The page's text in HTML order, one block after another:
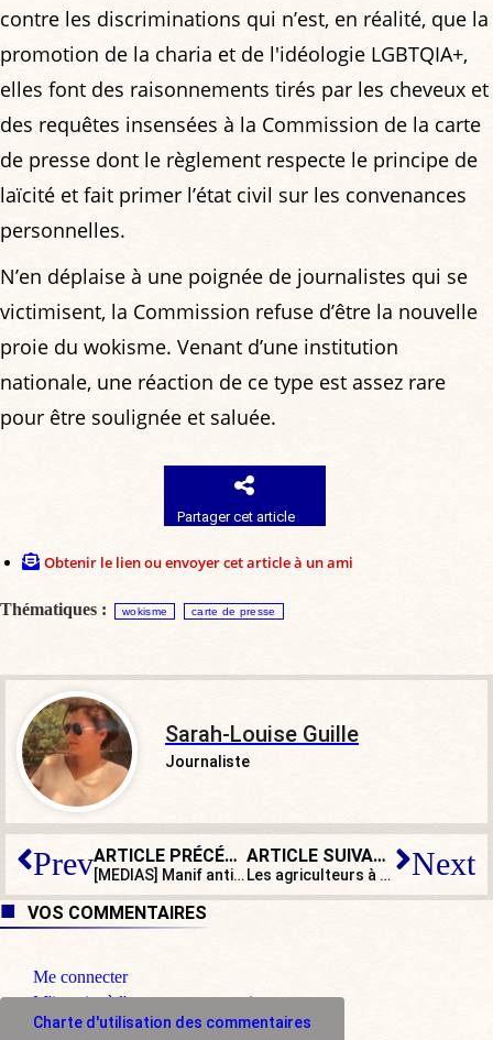
contre les discriminations qui n’est, en réalité, que la
promotion de la charia et de l'idéologie LGBTQIA+,
elles font des raisonnements tirés par les cheveux et
des requêtes insensées à la Commission de la carte
de presse dont le règlement respecte le principe de
laïcité et fait primer l’état civil sur les convenances
personnelles.
N’en déplaise à une poignée de journalistes qui se
victimisent, la Commission refuse d’être la nouvelle
proie du wokisme. Venant d’une institution
nationale, une réaction de ce type est assez rare
pour être soulignée et saluée.
Partager cet article
Obtenir le lien ou envoyer cet article à un ami
Thématiques : wokisme carte de presse
Sarah-Louise Guille
Journaliste
Prev ARTICLE PRÉCÉDENT
[MEDIAS] Manif anti-Israël devant TF1 : l’incroyable connivence médiatique
ARTICLE SUIVANT
Les agriculteurs à nouveau en colère : Attal et Macron n’ont rien réglé Next
VOS COMMENTAIRES
Me connecter
M'inscrire à l'espace commentaire
Charte d'utilisation des commentaires